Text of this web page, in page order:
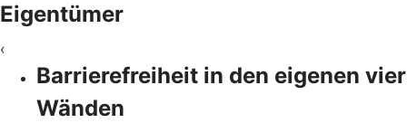
Eigentümer
‹
Barrierefreiheit in den eigenen vier
Wänden